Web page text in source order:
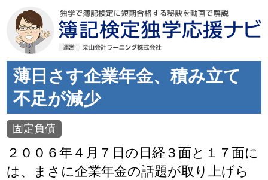
薄日さす企業年金、積み立て
不足が減少
固定負債
２００６年４月７日の日経３面と１７面に
は、まさに企業年金の話題が取り上げら